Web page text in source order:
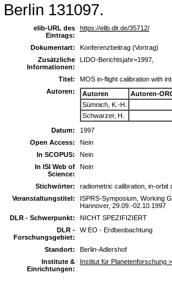
Berlin 131097.
elib-URL des
Eintrags:
https://elib.dlr.de/35712/
Dokumentart:
Konferenzbeitrag (Vortrag)
Zusätzliche
Informationen:
LIDO-Berichtsjahr=1997,
Titel:
MOS in-flight calibration with
Autoren:
Autoren
Autoren-
Sümnich, K.-H.
Schwarzer, H.
Datum:
1997
Open Access:
Nein
In SCOPUS:
Nein
In ISI Web of
Science:
Nein
Stichwörter:
radiometric calibration, in-
Veranstaltungstitel:
ISPRS-Symposium, Working
Hannover, 29.09.-02.10.1997
DLR - Schwerpunkt:
NICHT SPEZIFIZIERT
DLR -
Forschungsgebiet:
W EO - Erdbeobachtung
Standort:
Berlin-Adlershof
Institute &
Einrichtungen:
Institut für Planetenforschung